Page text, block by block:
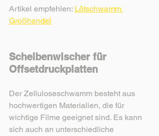
Artikel empfehlen: Lötschwamm
Großhandel
Scheibenwischer für
Offsetdruckplatten
Der Zelluloseschwamm besteht aus
hochwertigen Materialien, die für
wichtige Filme geeignet sind. Es kann
sich auch an unterschiedliche